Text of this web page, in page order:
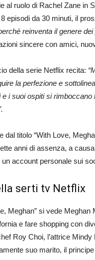
al ruolo di Rachel Zane in
8 episodi da 30 minuti, il
reinventa il genere
sincere con amici,
della serie Netflix recita:
la perfezione e
i suoi ospiti si
dal titolo “With Love,
anni di assenza, a
account personale sui
serti tv Netflix
Meghan” si vede
e fare shopping con
Roy Choi, l’attrice
suo marito, il